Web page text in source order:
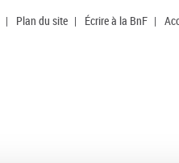
| Plan du site | Écrire à la BnF |